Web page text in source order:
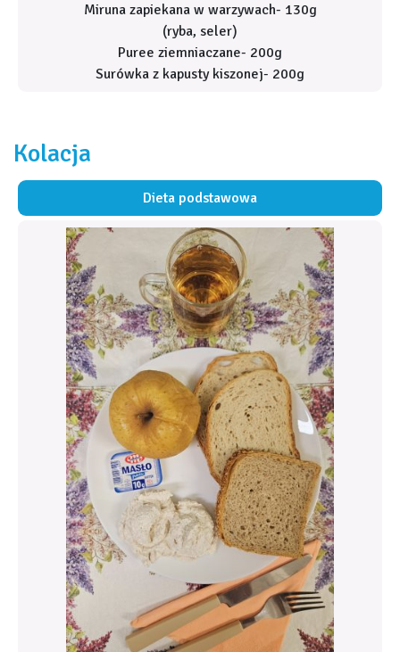
Miruna zapiekana w warzywach- 130g
(ryba, seler)
Puree ziemniaczane- 200g
Surówka z kapusty kiszonej- 200g
Kolacja
Dieta podstawowa